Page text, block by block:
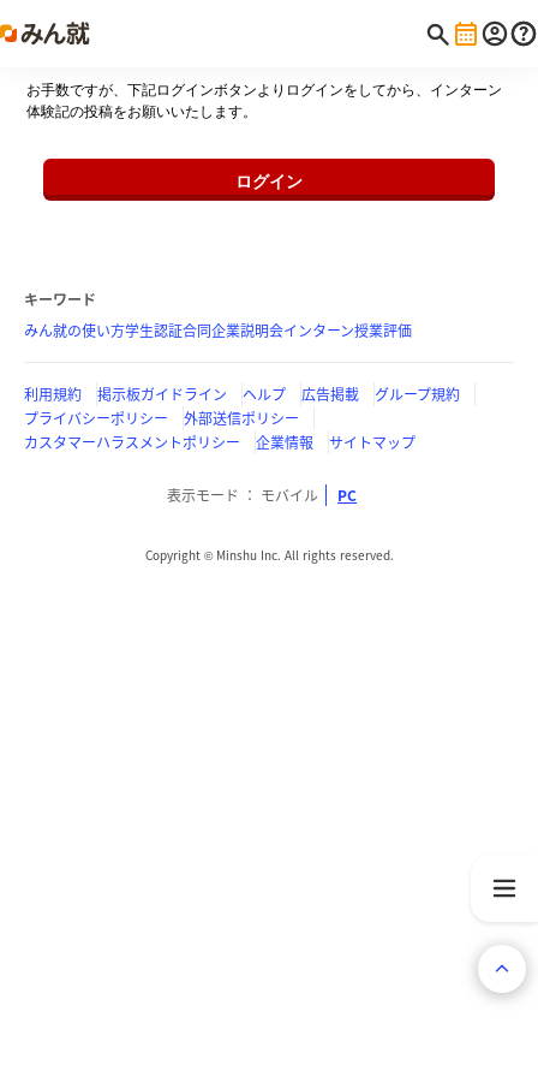
お手数ですが、下記ログインボタンよりログインをしてから、インターン
体験記の投稿をお願いいたします。
ログイン
キーワード
みん就の使い方学生認証合同企業説明会インターン授業評価
利用規約 掲示板ガイドライン ヘルプ 広告掲載
グループ規約
プライバシーポリシー
外部送信ポリシー
カスタマーハラスメントポリシー
企業情報 サイトマップ
表示モード モバイル PC
Copyright © Minshu Inc. All rights reserved.